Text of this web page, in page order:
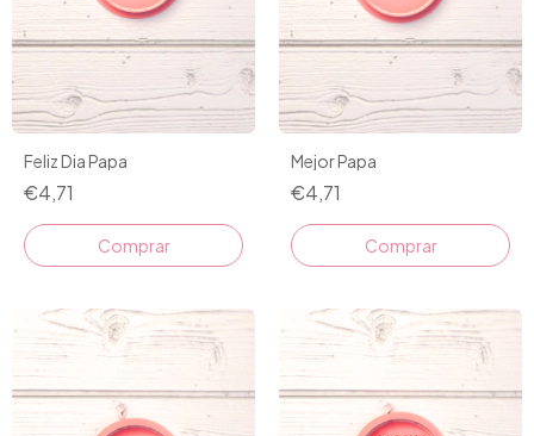
Feliz Dia Papa
€4,71
Comprar
Mejor Papa
€4,71
Comprar